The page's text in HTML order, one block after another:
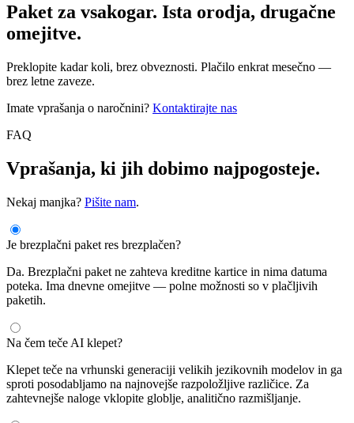
Paket za vsakogar. Ista orodja, drugačne
omejitve.
Preklopite kadar koli, brez obveznosti. Plačilo enkrat mesečno —
brez letne zaveze.
Imate vprašanja o naročnini? Kontaktirajte nas
FAQ
Vprašanja, ki jih dobimo najpogosteje.
Nekaj manjka? Pišite nam.
Je brezplačni paket res brezplačen?
Da. Brezplačni paket ne zahteva kreditne kartice in nima datuma
poteka. Ima dnevne omejitve — polne možnosti so v plačljivih
paketih.
Na čem teče AI klepet?
Klepet teče na vrhunski generaciji velikih jezikovnih modelov in ga
sproti posodabljamo na najnovejše razpoložljive različice. Za
zahtevnejše naloge vklopite globlje, analitično razmišljanje.